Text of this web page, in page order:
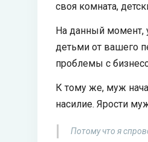
своя комната,
На данный момент,
детьми от вашего
проблемы с
К тому же, муж
насилие. Ярости
Потому что я